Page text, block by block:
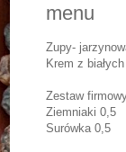
menu
Zupy-
Krem z
Zestaw
Ziemniaki 0,5
Surówka 0,5